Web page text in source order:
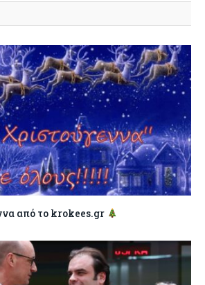
από το krokees.gr